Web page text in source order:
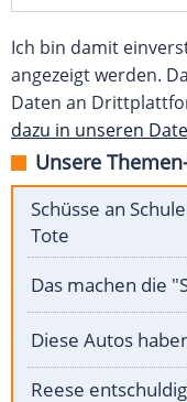
Ich bin damit
angezeigt werden.
Daten an
dazu in unseren
Unsere
Schüsse an
Tote
Das machen die
Diese Autos
Reese